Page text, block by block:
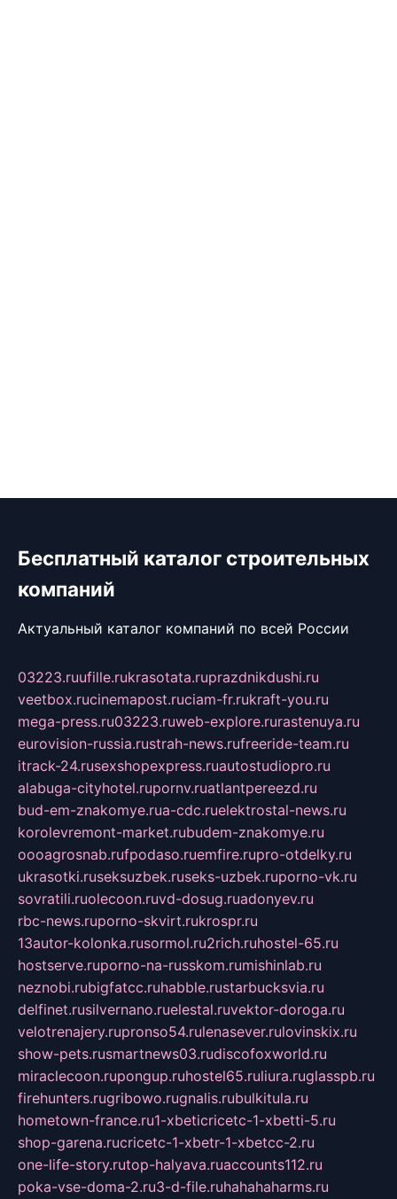
Бесплатный каталог строительных
компаний
Актуальный каталог компаний по всей России
03223.ruufille.rukrasotata.ruprazdnikdushi.ru
veetbox.rucinemapost.ruciam-fr.rukraft-you.ru
mega-press.ru03223.ruweb-explore.rurastenuya.ru
eurovision-russia.rustrah-news.rufreeride-team.ru
itrack-24.rusexshopexpress.ruautostudiopro.ru
alabuga-cityhotel.rupornv.ruatlantpereezd.ru
bud-em-znakomye.rua-cdc.ruelektrostal-news.ru
korolevremont-market.rubudem-znakomye.ru
oooagrosnab.rufpodaso.ruemfire.rupro-otdelky.ru
ukrasotki.ruseksuzbek.ruseks-uzbek.ruporno-vk.ru
sovratili.ruolecoon.ruvd-dosug.ruadonyev.ru
rbc-news.ruporno-skvirt.rukrospr.ru
13autor-kolonka.rusormol.ru2rich.ruhostel-65.ru
hostserve.ruporno-na-russkom.rumishinlab.ru
neznobi.rubigfatcc.ruhabble.rustarbucksvia.ru
delfinet.rusilvernano.ruelestal.ruvektor-doroga.ru
velotrenajery.rupronso54.rulenasever.rulovinskix.ru
show-pets.rusmartnews03.rudiscofoxworld.ru
miraclecoon.rupongup.ruhostel65.ruliura.ruglasspb.ru
firehunters.rugribowo.rugnalis.rubulkitula.ru
hometown-france.ru1-xbeticricetc-1-xbetti-5.ru
shop-garena.rucricetc-1-xbetr-1-xbetcc-2.ru
one-life-story.rutop-halyava.ruaccounts112.ru
poka-vse-doma-2.ru3-d-file.ruhahahaharms.ru